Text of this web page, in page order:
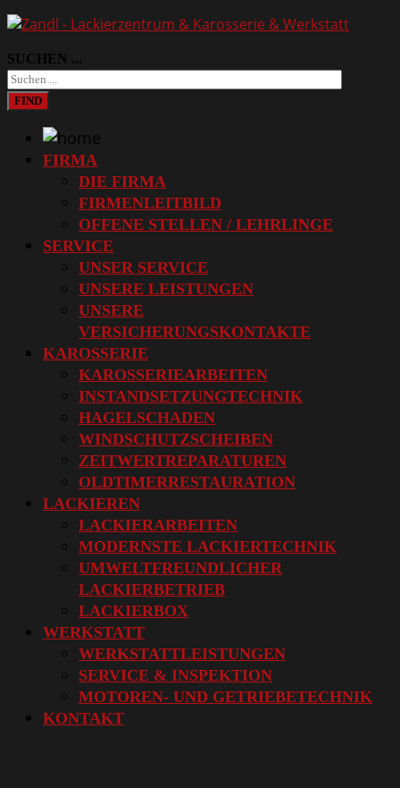
SUCHEN ...
FIND
FIRMA
DIE FIRMA
FIRMENLEITBILD
OFFENE STELLEN / LEHRLINGE
SERVICE
UNSER SERVICE
UNSERE LEISTUNGEN
UNSERE
VERSICHERUNGSKONTAKTE
KAROSSERIE
KAROSSERIEARBEITEN
INSTANDSETZUNGTECHNIK
HAGELSCHADEN
WINDSCHUTZSCHEIBEN
ZEITWERTREPARATUREN
OLDTIMERRESTAURATION
LACKIEREN
LACKIERARBEITEN
MODERNSTE LACKIERTECHNIK
UMWELTFREUNDLICHER
LACKIERBETRIEB
LACKIERBOX
WERKSTATT
WERKSTATTLEISTUNGEN
SERVICE & INSPEKTION
MOTOREN- UND GETRIEBETECHNIK
KONTAKT